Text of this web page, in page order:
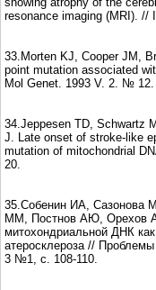
resonance imaging (MRI). //
33.Morten KJ, Cooper JM,
point mutation associated
Mol Genet. 1993 V. 2. № 12.
34.Jeppesen TD, Schwartz
J. Late onset of stroke-like
mutation of mitochondrial
20.
35.Собенин ИА, Сазонова
ММ, Постнов АЮ, Орехов
митохондриальной ДНК
атеросклероза //
3 №1, с. 108-110.